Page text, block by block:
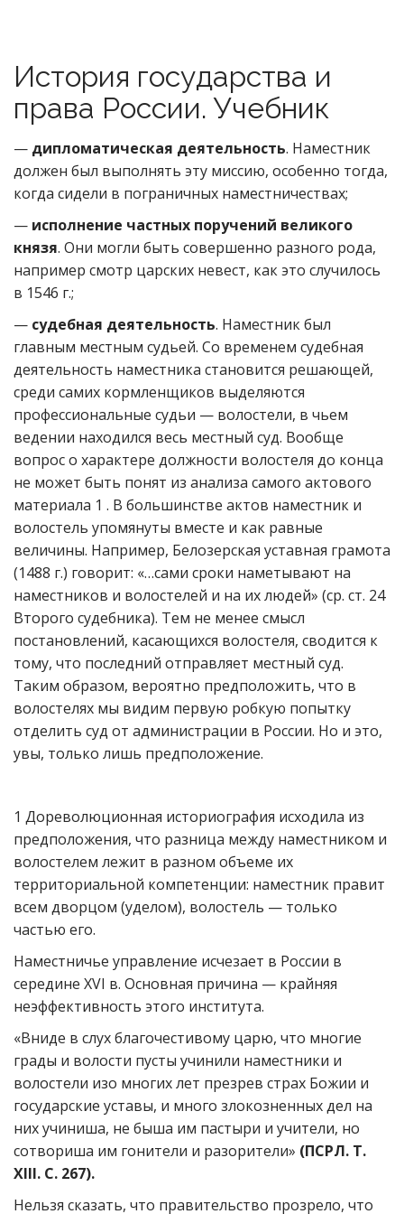
История государства и
права России. Учебник
— дипломатическая деятельность. Наместник
должен был выполнять эту миссию, особенно тогда,
когда сидели в пограничных наместничествах;
— исполнение частных поручений великого
князя. Они могли быть совершенно разного рода,
например смотр царских невест, как это случилось
в 1546 г.;
— судебная деятельность. Наместник был
главным местным судьей. Со временем судебная
деятельность наместника становится решающей,
среди самих кормленщиков выделяются
профессиональные судьи — волостели, в чьем
ведении находился весь местный суд. Вообще
вопрос о характере должности волостеля до конца
не может быть понят из анализа самого актового
материала 1 . В большинстве актов наместник и
волостель упомянуты вместе и как равные
величины. Например, Белозерская уставная грамота
(1488 г.) говорит: «…сами сроки наметывают на
наместников и волостелей и на их людей» (ср. ст. 24
Второго судебника). Тем не менее смысл
постановлений, касающихся волостеля, сводится к
тому, что последний отправляет местный суд.
Таким образом, вероятно предположить, что в
волостелях мы видим первую робкую попытку
отделить суд от администрации в России. Но и это,
увы, только лишь предположение.
1 Дореволюционная историография исходила из
предположения, что разница между наместником и
волостелем лежит в разном объеме их
территориальной компетенции: наместник правит
всем дворцом (уделом), волостель — только
частью его.
Наместничье управление исчезает в России в
середине XVI в. Основная причина — крайняя
неэффективность этого института.
«Вниде в слух благочестивому царю, что многие
грады и волости пусты учинили наместники и
волостели изо многих лет презрев страх Божии и
государские уставы, и много злокозненных дел на
них учиниша, не быша им пастыри и учители, но
сотвориша им гонители и разорители» (ПСРЛ. Т.
XIII. С. 267).
Нельзя сказать, что правительство прозрело, что